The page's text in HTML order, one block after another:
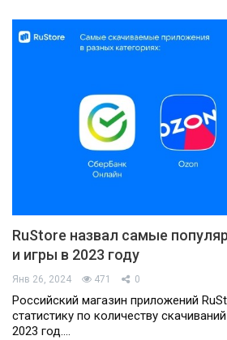
RuStore назвал самые
и игры в 2023 году
Янв 26, 2024 471 0
Российский магазин приложений
статистику по количеству
2023 год.…